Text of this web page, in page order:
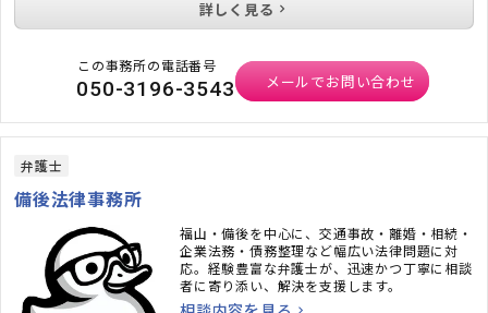
詳しく見る
この事務所の電話番号
050-3196-3543 メールでお問い合わせ
弁護士
備後法律事務所
福山・備後を中心に、交通事故・離婚・相続・
企業法務・債務整理など幅広い法律問題に対
応。経験豊富な弁護士が、迅速かつ丁寧に相談
者に寄り添い、解決を支援します。